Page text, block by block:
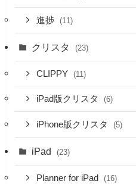
進捗 (11)
クリスタ (23)
CLIPPY (11)
iPad版クリスタ (6)
iPhone版クリスタ (5)
iPad (23)
Planner for iPad (16)